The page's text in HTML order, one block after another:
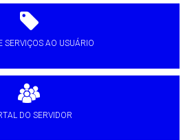
SERVIÇOS AO USUÁRIO
DO SERVIDOR